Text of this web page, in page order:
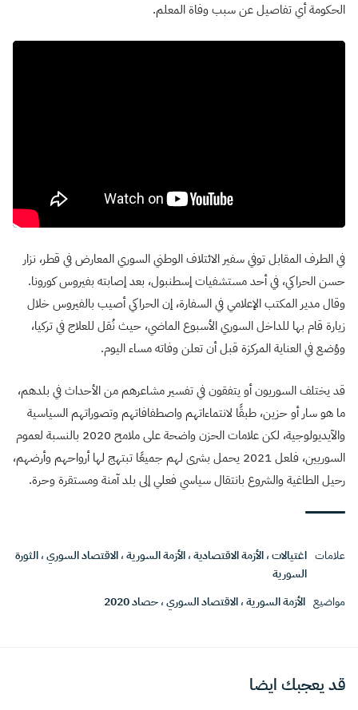
الحكومة أي تفاصيل عن سبب وفاة المعلم.
في الطرف المقابل توفي سفير الائتلاف الوطني السوري المعارض في قطر، نزار
حسن الحراكي، في أحد مستشفيات إسطنبول، بعد إصابته بفيروس كورونا.
وقال مدير المكتب الإعلامي في السفارة، إن الحراكي أصيب بالفيروس خلال
زيارة قام بها للداخل السوري الأسبوع الماضي، حيث نُقل للعلاج في تركيا،
ووُضع في العناية المركزة قبل أن تعلن وفاته مساء اليوم.
قد يختلف السوريون أو يتفقون في تفسير مشاعرهم من الأحداث في بلدهم،
ما هو سار أو حزين، طبقًا لانتماءاتهم واصطفافاتهم وتصوراتهم السياسية
والآيديولوجية، لكن علامات الحزن واضحة على ملامح 2020 بالنسبة لعموم
السوريين، فلعل 2021 يحمل بشرى لهم جميعًا تبتهج لها أرواحهم وأرضهم،
رحيل الطاغية والشروع بانتقال سياسي فعلي إلى بلد آمنة ومستقرة وحرة.
علامات اغتيالات،الأزمة الاقتصادية،الأزمة السورية،الاقتصاد السوري،الثورة
السورية
مواضيع الأزمة السورية،الاقتصاد السوري،حصاد 2020
قد يعجبك ايضا